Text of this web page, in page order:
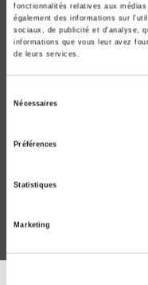
fonctionnalités relatives aux
également des informations sur
sociaux, de publicité et d'analyse,
informations que vous leur avez
de leurs services.
Nécessaires
Préférences
Statistiques
Marketing
Ouvrir l'Europe au